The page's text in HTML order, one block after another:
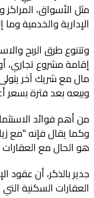
مثل الأسواق، المراكز
الإدارية والخدمية
وتتنوع طرق الربح
إقامة مشروع تجاري،
مال مع شريك آخر
وبيعه بعد فترة بسعر
من أهم فوائد
وكما يقال فإنه "مع
هو الحال مع العقارات
جدير بالذكر، أن عقود